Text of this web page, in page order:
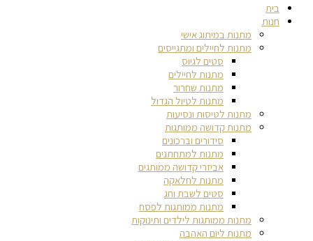
בית
חנות
מתנות במיתוג אישי
מתנות לחיילים ומתגייסים
סטים לגיוס
מתנות לחיילים
מתנות שחרור
מתנות לטיול הגדול
מתנות לטיסות ונסיעות
מתנות קדושה ממותגות
סידורים וברכונים
מתנות למתחתנים
אביזרי קדושה ממותגים
מתנות לחלאקה
סטים לשבת וחג
מתנות ממותגות לפסח
מתנות ממותגות לילדים ותינוקות
מתנות ליום האהבה